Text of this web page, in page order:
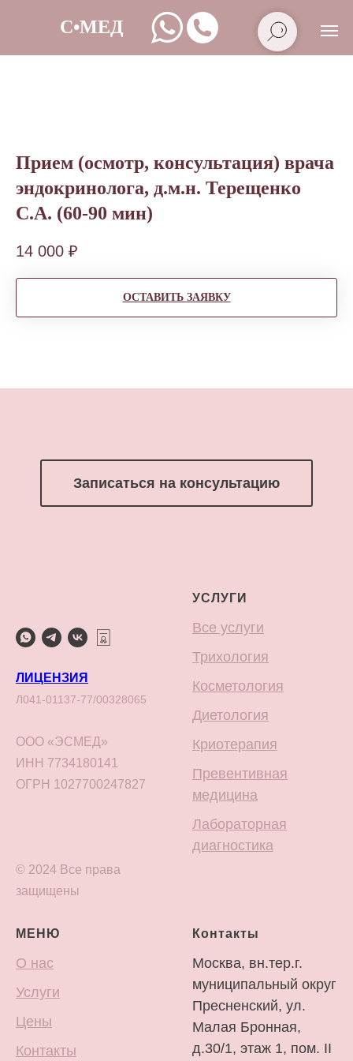
Прием (осмотр, консультация) врача
эндокринолога, д.м.н. Терещенко
С.А. (60-90 мин)
14 000 ₽
ОСТАВИТЬ ЗАЯВКУ
Записаться на консультацию
ЛИЦЕНЗИЯ
Л041-01137-77/00328065
ООО «ЭСМЕД»
ИНН 7734180141
ОГРН 1027700247827
© 2024 Все права
защищены
УСЛУГИ
Все услуги
Трихология
Косметология
Диетология
Криотерапия
Превентивная
медицина
Лабораторная
диагностика
МЕНЮ
О нас
Услуги
Цены
Контакты
Контакты
Москва, вн.тер.г.
муниципальный округ
Пресненский, ул.
Малая Бронная,
д.30/1, этаж 1, пом. II